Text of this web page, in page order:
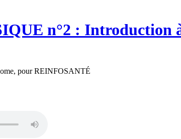
n°2 : Introduction
pour REINFOSANTÉ